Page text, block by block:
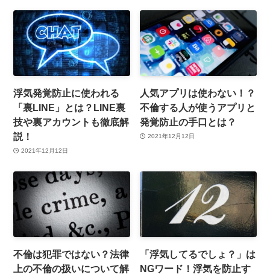
浮気発覚防止に使われる
「裏LINE」とは？LINE裏
技や裏アカウントも徹底解
説！
2021年12月12日
人気アプリは使わない！？
不倫する人が使うアプリと
発覚防止の手口とは？
2021年12月12日
不倫は犯罪ではない？法律
上の不倫の扱いについて解
「浮気してるでしょ？」は
NGワード！浮気を防止す